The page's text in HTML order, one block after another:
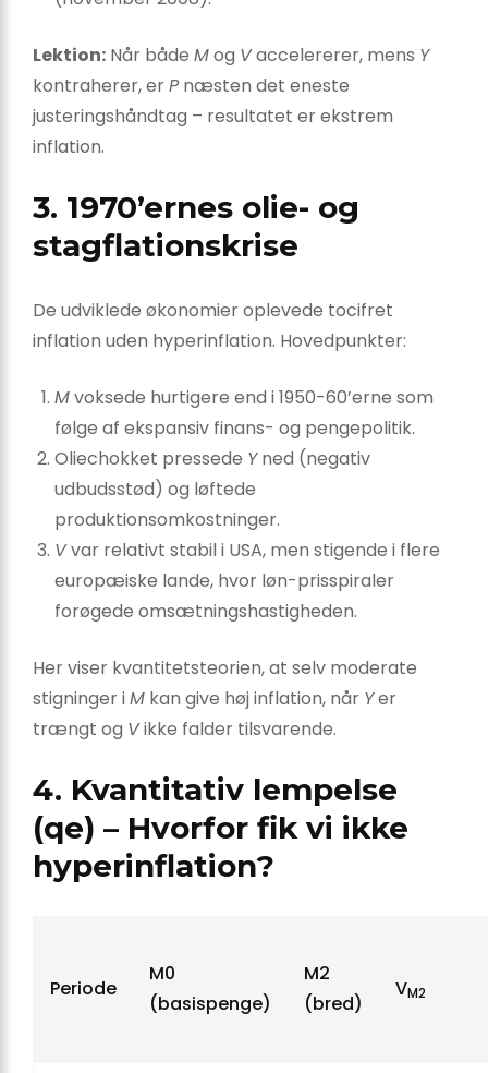
Lektion: Når både Mog Vaccelererer, mens Y
kontraherer, erPnæsten det eneste
justeringshåndtag – resultatet er ekstrem
inflation.
3. 1970’ernes olie- og
stagflationskrise
De udviklede økonomier oplevede tocifret
inflation uden hyperinflation. Hovedpunkter:
Mvoksede hurtigere end i 1950-60’erne som
følge af ekspansiv finans- og pengepolitik.
Oliechokket pressede Yned (negativ
udbudsstød) og løftede
produktionsomkostninger.
Vvar relativt stabil i USA, men stigende i flere
europæiske lande, hvor løn-prisspiraler
forøgede omsætningshastigheden.
Her viser kvantitetsteorien, at selv moderate
stigninger iM kan give høj inflation, når Yer
trængt og Vikke falder tilsvarende.
4. Kvantitativ lempelse
(qe) – Hvorfor fik vi ikke
hyperinflation?
Periode
M0
(basispenge)
M2
(bred)
VM2